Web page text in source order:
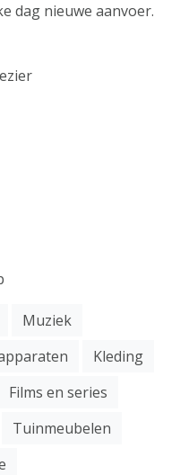
dag nieuwe aanvoer.
Muziek
Kleding
Films en series
Tuinmeubelen